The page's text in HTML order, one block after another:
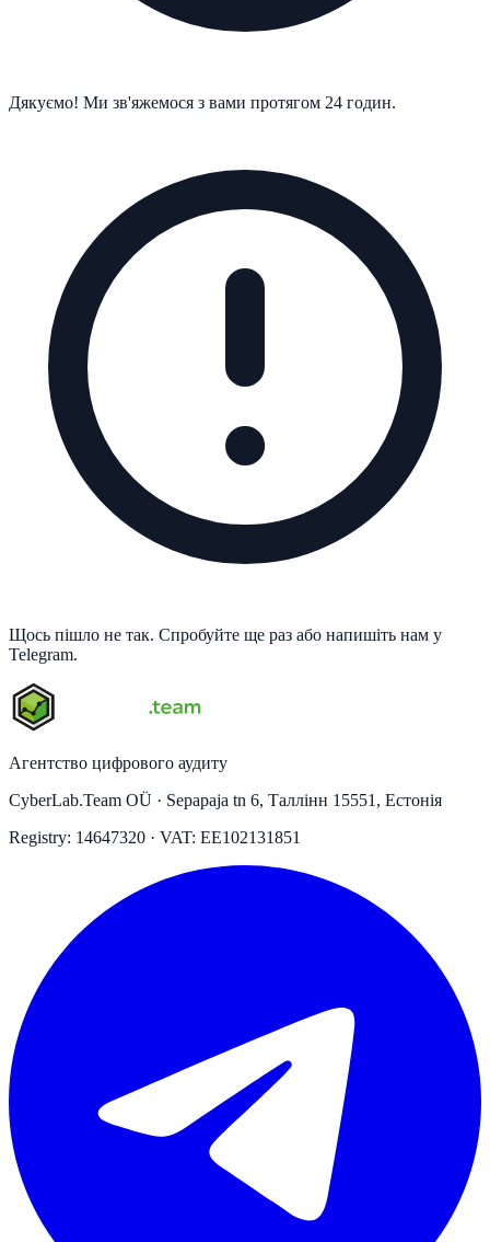
Дякуємо! Ми зв'яжемося з вами протягом 24 годин.
Щось пішло не так. Спробуйте ще раз або напишіть нам у
Telegram.
Агентство цифрового аудиту
CyberLab.Team OÜ · Sepapaja tn 6, Таллінн 15551, Естонія
Registry: 14647320 · VAT: EE102131851